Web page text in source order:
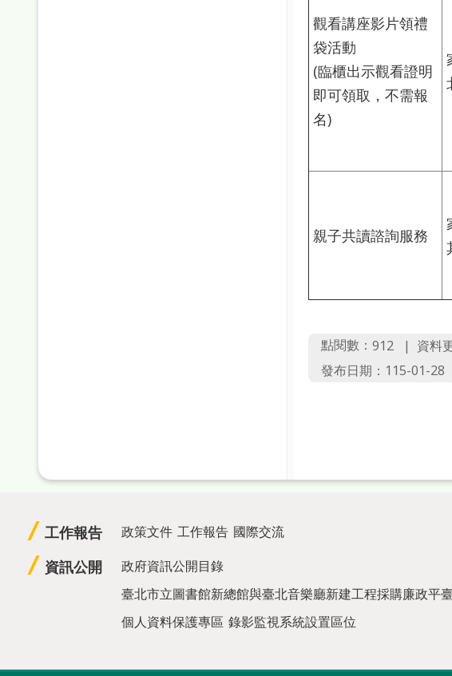
觀看講座影片領禮
袋活動
(臨櫃出示觀看證明
即可領取，不需報
名)
親子共讀諮詢服務
點閱數： 912 資料
發布日期：115-01-28
工作報告 政策文件 工作報告 國際交流
資訊公開
政府資訊公開目錄
臺北市立圖書館新總館與臺北音樂廳新建工程採購廉政平臺
個人資料保護專區 錄影監視系統設置區位